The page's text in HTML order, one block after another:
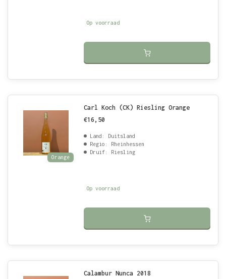
Op voorraad
Orange
Carl Koch (CK) Riesling Orange
€16,50
Land: Duitsland
Regio: Rheinhessen
Druif: Riesling
Op voorraad
Calambur Nunca 2018